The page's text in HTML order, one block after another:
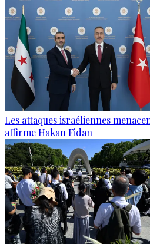
Les attaques israéliennes
affirme Hakan Fidan